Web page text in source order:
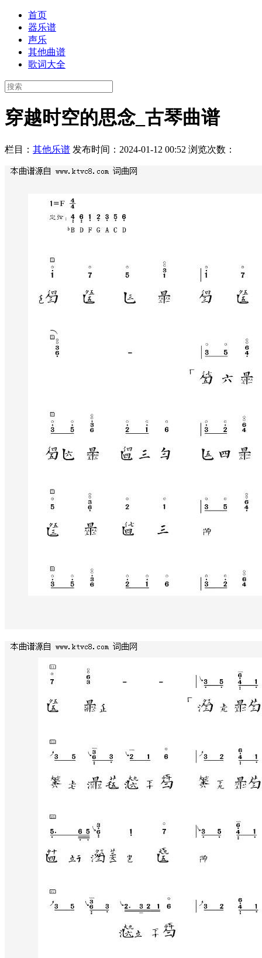
首页
器乐谱
声乐
其他曲谱
歌词大全
穿越时空的思念_古琴曲谱
栏目： 其他乐谱 发布时间：2024-01-12 00:52 浏览次数：